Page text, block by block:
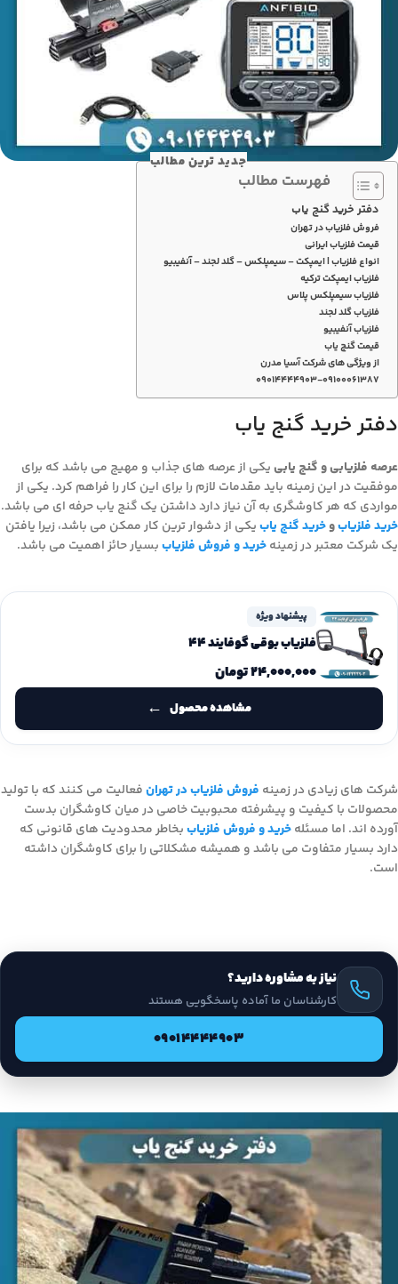
جدید ترین مطالب
فهرست مطالب
دفتر خرید گنج یاب
فروش فلزیاب در تهران
قیمت فلزیاب ایرانی
انواع فلزیاب | ایمپکت – سیمپلکس – گلد لجند – آنفیبیو
فلزیاب ایمپکت ترکیه
فلزیاب سیمپلکس پلاس
فلزیاب گلد لجند
فلزیاب آنفیبیو
قیمت گنج یاب
از ویژگی های شرکت آسیا مدرن
۰۹۰۱۴۴۴۴۹۰۳-۰۹۱۰۰۰۶۱۳۸۷
دفتر خرید گنج یاب
عرصه فلزیابی و گنج یابییکی از عرصه های جذاب و مهیج می باشد که برای
موفقیت در این زمینه باید مقدمات لازم را برای این کار را فراهم کرد. یکی از
مواردی که هر کاوشگری به آن نیاز دارد داشتن یک گنج یاب حرفه ای می باشد.
خرید فلزیابوخرید گنج یابیکی از دشوار ترین کار ممکن می باشد، زیرا یافتن
یک شرکت معتبر در زمینهخرید و فروش فلزیاببسیار حائز اهمیت می باشد.
پیشنهاد ویژه
فلزیاب بوقی گوفایند 44
۲۴,۰۰۰,۰۰۰تومان
مشاهده محصول
شرکت های زیادی در زمینه فروش فلزیاب در تهرانفعالیت می کنند که با تولید
محصولات با کیفیت و پیشرفته محبوبیت خاصی در میان کاوشگران بدست
آورده اند. اما مسئلهخرید و فروش فلزیاببخاطر محدودیت های قانونی که
دارد بسیار متفاوت می باشد و همیشه مشکلاتی را برای کاوشگران داشته
است.
نیاز به مشاوره دارید؟
کارشناسان ما آماده پاسخگویی هستند
09014444903